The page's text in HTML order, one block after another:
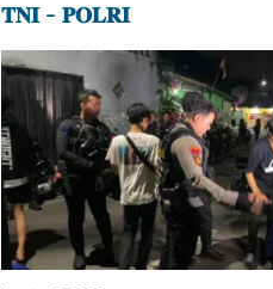
𝐓𝐍𝐈 – 𝐏𝐎𝐋𝐑𝐈